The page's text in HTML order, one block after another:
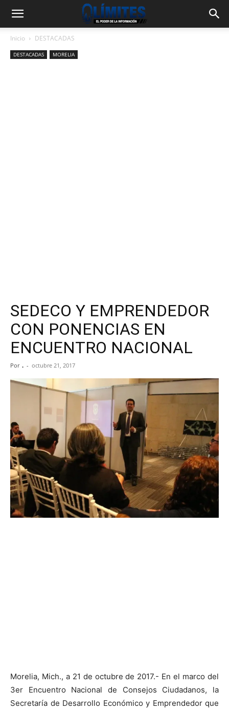
Inicio DESTACADAS
DESTACADAS MORELIA
SEDECO Y EMPRENDEDOR
CON PONENCIAS EN
ENCUENTRO NACIONAL
Por . - octubre 21, 2017
Morelia, Mich., a 21 de octubre de 2017.- En el marco del
3er Encuentro Nacional de Consejos Ciudadanos, la
Secretaría de Desarrollo Económico y Emprendedor que